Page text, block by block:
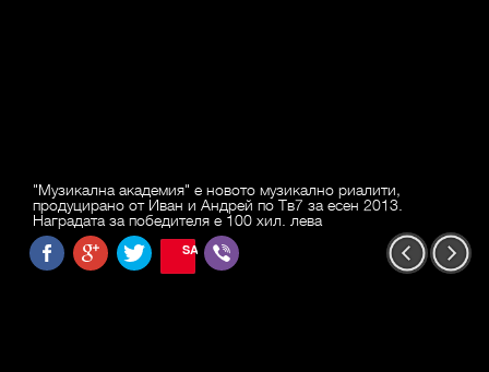
"Музикална академия" е новото музикално риалити,
продуцирано от Иван и Андрей по Тв7 за есен 2013.
Наградата за победителя е 100 хил. лева
SAVE